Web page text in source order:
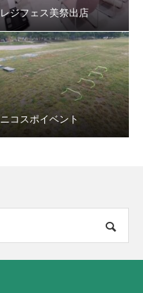
レジフェス美祭出店
ニコスポイベント